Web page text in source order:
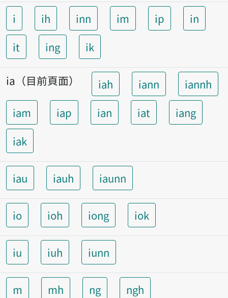
i ih inn im ip
in
it
ing ik
ia（目前頁面） iah iann
iannh
iam
iap ian iat
iang
iak
iau iauh iaunn
io ioh iong iok
iu iuh iunn
m mh ng ngh